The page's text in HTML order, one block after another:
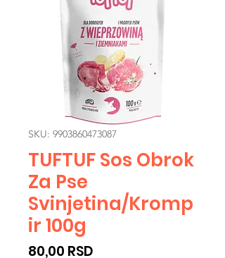
SKU: 9903860473087
TUFTUF Sos Obrok
Za Pse
Svinjetina/Kromp
ir 100g
80,00 RSD